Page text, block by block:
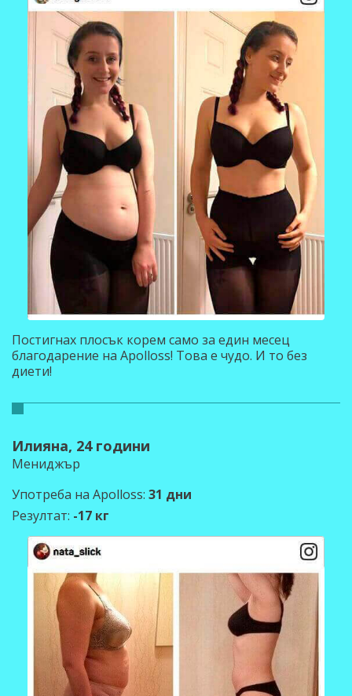
Постигнах плосък корем само за един месец
благодарение на Apolloss! Това е чудо. И то без
диети!
Илияна, 24 години
Мениджър
Употреба на Apolloss: 31 дни
Резултат: -17 кг